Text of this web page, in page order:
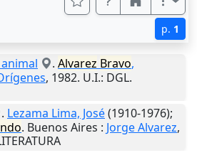
p. 1
. Alvarez Bravo,
, 1982. U.I.: DGL.
. Lezama Lima, José(1910-1976);
. Buenos Aires : Jorge Alvarez,